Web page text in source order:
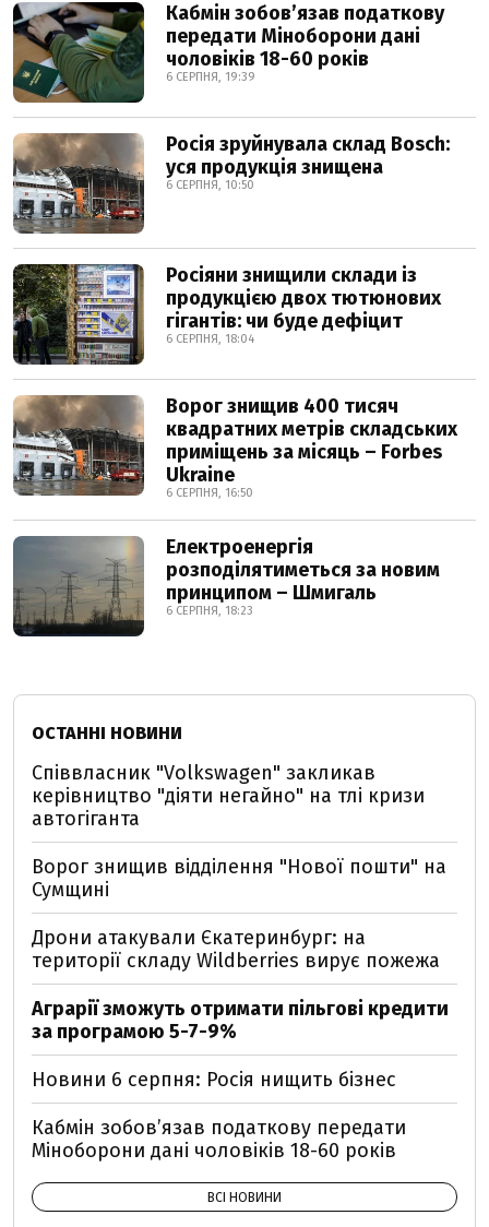
Кабмін зобовʼязав податкову
передати Міноборони дані
чоловіків 18-60 років
6 СЕРПНЯ, 19:39
Росія зруйнувала склад Bosch:
уся продукція знищена
6 СЕРПНЯ, 10:50
Росіяни знищили склади із
продукцією двох тютюнових
гігантів: чи буде дефіцит
6 СЕРПНЯ, 18:04
Ворог знищив 400 тисяч
квадратних метрів складських
приміщень за місяць – Forbes
Ukraine
6 СЕРПНЯ, 16:50
Електроенергія
розподілятиметься за новим
принципом – Шмигаль
6 СЕРПНЯ, 18:23
ОСТАННІ НОВИНИ
Співвласник "Volkswagen" закликав
керівництво "діяти негайно" на тлі кризи
автогіганта
Ворог знищив відділення "Нової пошти" на
Сумщині
Дрони атакували Єкатеринбург: на
території складу Wildberries вирує пожежа
Аграрії зможуть отримати пільгові кредити
за програмою 5-7-9%
Новини 6 серпня: Росія нищить бізнес
Кабмін зобовʼязав податкову передати
Міноборони дані чоловіків 18-60 років
ВСІ НОВИНИ